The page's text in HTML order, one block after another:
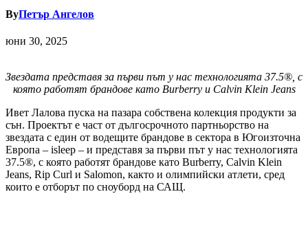
ByПетър Ангелов
юни 30, 2025
Звездата представя за първи път у нас технологията 37.5®, с
която работят брандове като Burberry и Calvin Klein Jeans
Ивет Лалова пуска на пазара собствена колекция продукти за
сън. Проектът е част от дългосрочното партньорство на
звездата с един от водещите брандове в сектора в Югоизточна
Европа – isleep – и представя за първи път у нас технологията
37.5®, с която работят брандове като Burberry, Calvin Klein
Jeans, Rip Curl и Salomon, както и олимпийски атлети, сред
които е отборът по сноуборд на САЩ.